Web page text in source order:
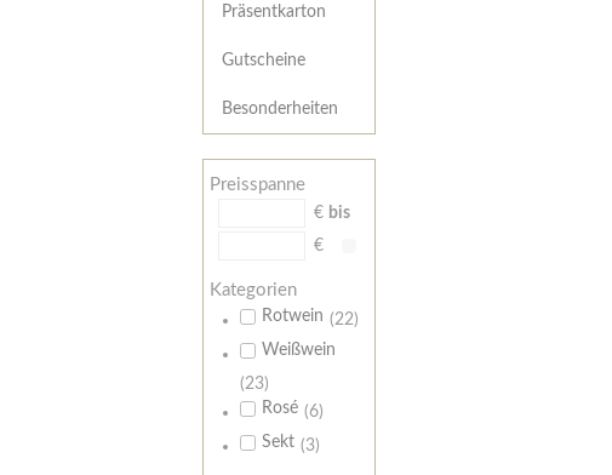
Präsentkarton
Gutscheine
Besonderheiten
Preisspanne
€ bis
€
Kategorien
Rotwein (22)
Weißwein
(23)
Rosé (6)
Sekt (3)